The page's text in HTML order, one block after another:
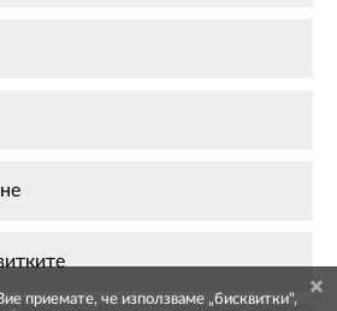
приемате, че използваме „бисквитки",